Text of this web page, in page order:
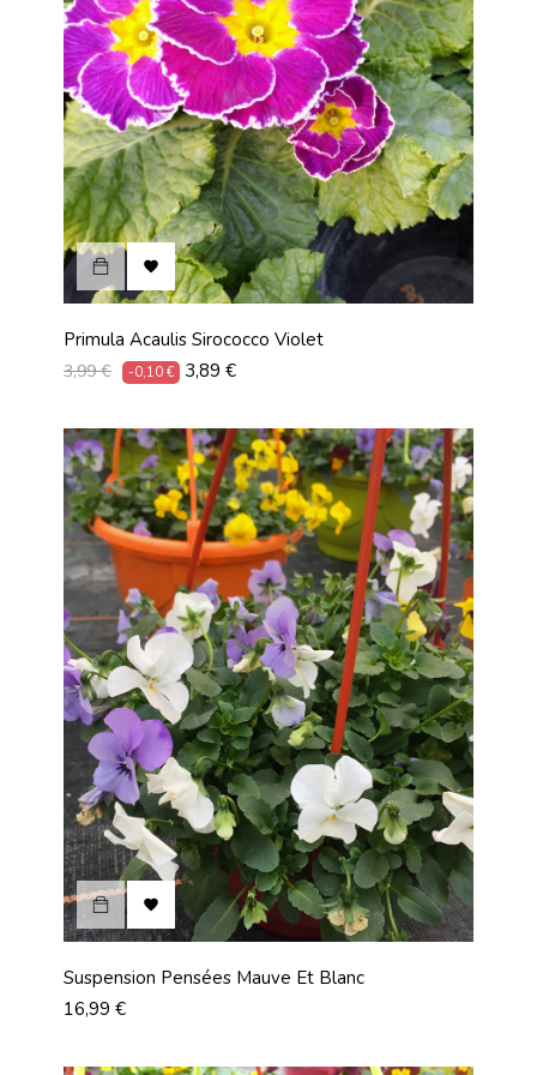

Primula Acaulis Sirococco Violet
Prix
3,99 € -0,10 € Prix
3,89 €

Suspension Pensées Mauve Et Blanc
Prix
16,99 €